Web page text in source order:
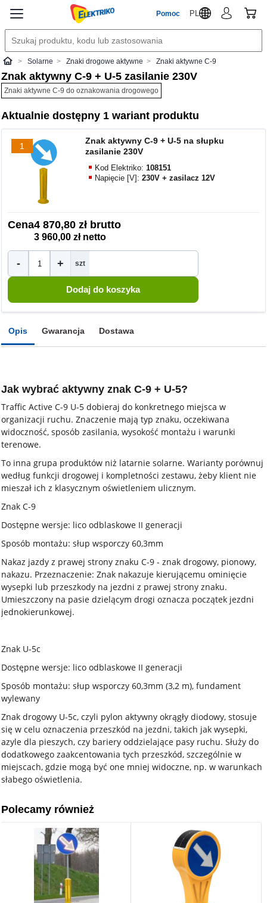
Pomoc PL
ElektrikoSolarne Znaki drogowe aktywne Znaki aktywne C-9
Znak aktywny C-9 + U-5 zasilanie 230V
Znaki aktywne C-9 do oznakowania drogowego
Aktualnie dostępny 1 wariant produktu
1
Znak aktywny C-9 + U-5 na słupku
zasilanie 230V
Kod Elektriko:108151
Napięcie [V]:230V + zasilacz 12V
Cena4 870,80 zł brutto
3 960,00 zł netto
- + szt
Opis Gwarancja Dostawa
Jak wybrać aktywny znak C-9 + U-5?
Traffic Active C-9 U-5 dobieraj do konkretnego miejsca w
organizacji ruchu. Znaczenie mają typ znaku, oczekiwana
widoczność, sposób zasilania, wysokość montażu i warunki
terenowe.
To inna grupa produktów niż latarnie solarne. Warianty porównuj
według funkcji drogowej i kompletności zestawu, żeby klient nie
mieszał ich z klasycznym oświetleniem ulicznym.
Znak C-9
Dostępne wersje: lico odblaskowe II generacji
Sposób montażu: słup wsporczy 60,3mm
Nakaz jazdy z prawej strony znaku C-9 - znak drogowy, pionowy,
nakazu. Przeznaczenie: Znak nakazuje kierującemu ominięcie
wysepki lub przeszkody na jezdni z prawej strony znaku.
Umieszczony na pasie dzielącym drogi oznacza początek jezdni
jednokierunkowej.
Znak U-5c
Dostępne wersje: lico odblaskowe II generacji
Sposób montażu: słup wsporczy 60,3mm (3,2 m), fundament
wylewany
Znak drogowy U-5c, czyli pylon aktywny okrągły diodowy, stosuje
się w celu oznaczenia przeszkód na jezdni, takich jak wysepki,
azyle dla pieszych, czy bariery oddzielające pasy ruchu. Służy do
dodatkowego zaakcentowania tych przeszkód, szczególnie w
miejscach, gdzie mogą być one mniej widoczne, np. w warunkach
słabego oświetlenia.
Polecamy również